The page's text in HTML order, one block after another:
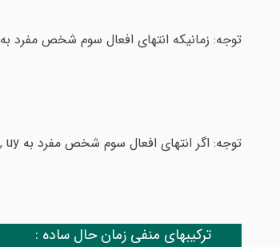
توجه: زمانیکه انتهای افعال سوم شخص مفرد به y ختم شود ، y حذف گشته و بجای آن ies به انتهای فعل اضافه می شود. مثال :
توجه: اگر انتهای افعال سوم شخص مفرد به ay , oy , uy ختم شود ، هنگام اضافه شدن s، بی تغییر می مانند. مثال :
ترکیبهای منفی زمان حال ساده :